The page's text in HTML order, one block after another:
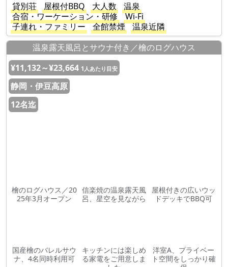
貸別荘
屋根付BBQ 大人数
温泉
合宿・ワーケーション・研修
Wi-Fi
子連れ・ファミリー
全館禁煙
温泉近隣
温泉露天風呂とサウナ付き／檜のログハウス
¥11,132～¥23,664 1人あたり目安
静岡・伊豆高原
12名迄
檜のログハウス／20
25年3月オープン
信楽焼の温泉露天風
呂、星空を見ながら
屋根付きの広いウッ
ドデッキでBBQ可
国産檜のバレルサウ
ナ、4名同時利用可
キッチンには楽しめ
る家電をご用意しま
洋室A、プライベー
ト空間をしっかり確